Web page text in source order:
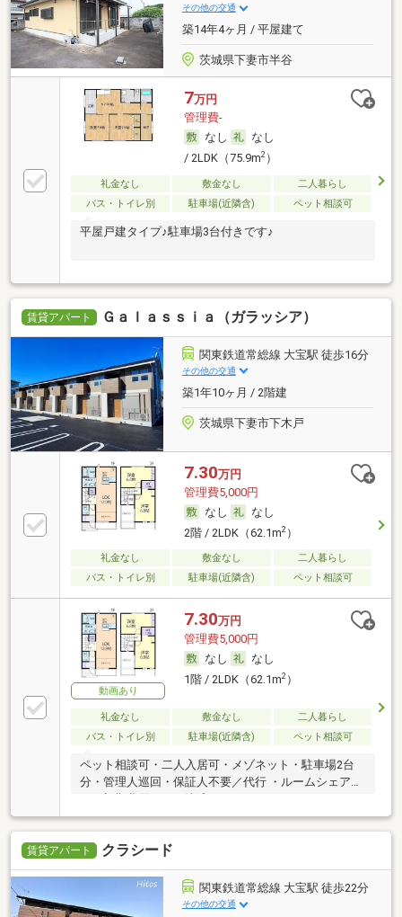
その他の交通
築14年4ヶ月 / 平屋建て
茨城県下妻市半谷
7万円
管理費-
なし
なし
/ 2LDK（75.9m2）
礼金なし 敷金なし
二人暮らし
バス・トイレ別
駐車場(近隣含) ペット相談可
平屋戸建タイプ♪駐車場3台付きです♪
賃貸アパート Ｇａｌａｓｓｉａ（ガラッシア）
関東鉄道常総線 大宝駅 徒歩16分
その他の交通
築1年10ヶ月 / 2階建
茨城県下妻市下木戸
7.30万円
管理費5,000円
なし
なし
2階 / 2LDK（62.1m2）
礼金なし 敷金なし
二人暮らし
バス・トイレ別
駐車場(近隣含) ペット相談可
動画あり
7.30万円
管理費5,000円
なし
なし
1階 / 2LDK（62.1m2）
礼金なし 敷金なし
二人暮らし
バス・トイレ別
駐車場(近隣含) ペット相談可
ペット相談可・二人入居可・メゾネット・駐車場2台
分・管理人巡回・保証人不要／代行 ・ルームシェア
賃貸アパート クラシード
関東鉄道常総線 大宝駅 徒歩22分
その他の交通